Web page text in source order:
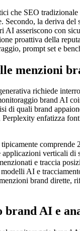
che SEO
la deriva
AI asseriscono con
proattiva della
prompt set e
menzioni
richiede
brand AI
di quali brand
enfatizza
verticali
e traccia
AI e
brand
AI e